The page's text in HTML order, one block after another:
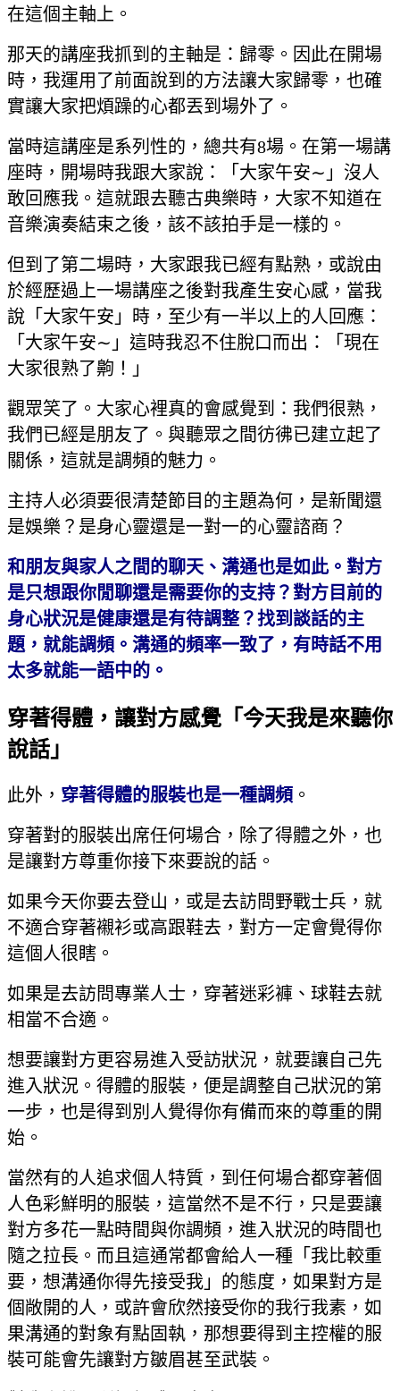
在這個主軸上。
那天的講座我抓到的主軸是：歸零。因此在開場
時，我運用了前面說到的方法讓大家歸零，也確
實讓大家把煩躁的心都丟到場外了。
當時這講座是系列性的，總共有8場。在第一場講
座時，開場時我跟大家說：「大家午安∼」沒人
敢回應我。這就跟去聽古典樂時，大家不知道在
音樂演奏結束之後，該不該拍手是一樣的。
但到了第二場時，大家跟我已經有點熟，或說由
於經歷過上一場講座之後對我產生安心感，當我
說「大家午安」時，至少有一半以上的人回應：
「大家午安∼」這時我忍不住脫口而出：「現在
大家很熟了齁！」
觀眾笑了。大家心裡真的會感覺到：我們很熟，
我們已經是朋友了。與聽眾之間彷彿已建立起了
關係，這就是調頻的魅力。
主持人必須要很清楚節目的主題為何，是新聞還
是娛樂？是身心靈還是一對一的心靈諮商？
和朋友與家人之間的聊天、溝通也是如此。對方
是只想跟你閒聊還是需要你的支持？對方目前的
身心狀況是健康還是有待調整？找到談話的主
題，就能調頻。溝通的頻率一致了，有時話不用
太多就能一語中的。
穿著得體，讓對方感覺「今天我是來聽你
說話」
此外， 穿著得體的服裝也是一種調頻 。
穿著對的服裝出席任何場合，除了得體之外，也
是讓對方尊重你接下來要說的話。
如果今天你要去登山，或是去訪問野戰士兵，就
不適合穿著襯衫或高跟鞋去，對方一定會覺得你
這個人很瞎。
如果是去訪問專業人士，穿著迷彩褲、球鞋去就
相當不合適。
想要讓對方更容易進入受訪狀況，就要讓自己先
進入狀況。得體的服裝，便是調整自己狀況的第
一步，也是得到別人覺得你有備而來的尊重的開
始。
當然有的人追求個人特質，到任何場合都穿著個
人色彩鮮明的服裝，這當然不是不行，只是要讓
對方多花一點時間與你調頻，進入狀況的時間也
隨之拉長。而且這通常都會給人一種「我比較重
要，想溝通你得先接受我」的態度，如果對方是
個敞開的人，或許會欣然接受你的我行我素，如
果溝通的對象有點固執，那想要得到主控權的服
裝可能會先讓對方皺眉甚至武裝。